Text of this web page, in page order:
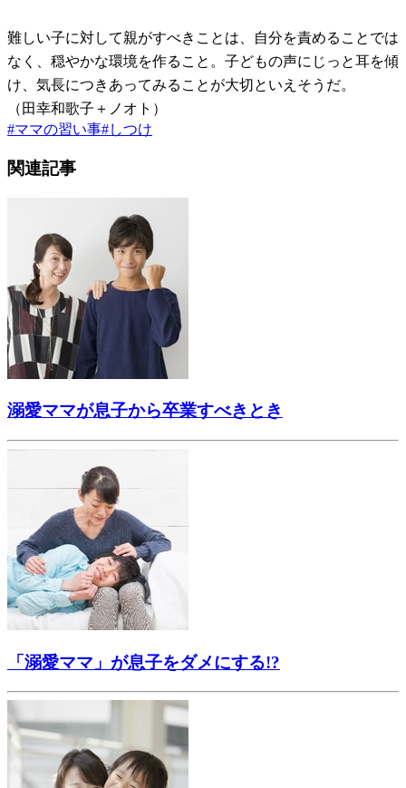
難しい子に対して親がすべきことは、自分を責めることでは
なく、穏やかな環境を作ること。子どもの声にじっと耳を傾
け、気長につきあってみることが大切といえそうだ。
（田幸和歌子＋ノオト）
#ママの習い事#しつけ
関連記事
溺愛ママが息子から卒業すべきとき
「溺愛ママ」が息子をダメにする!?